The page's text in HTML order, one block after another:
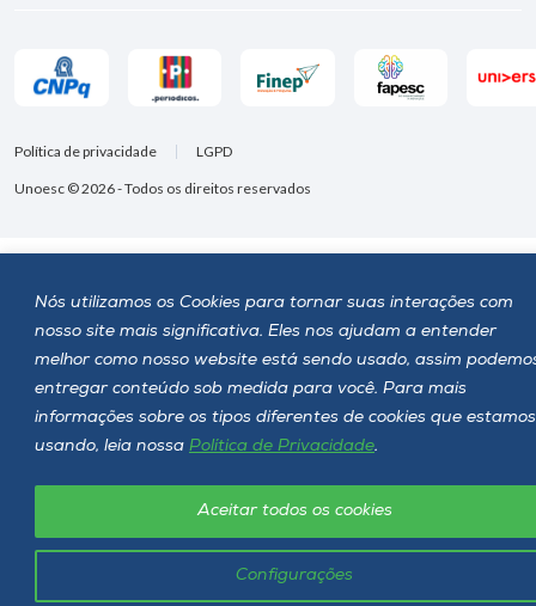
Nós utilizamos os Cookies para tornar suas interações com
nosso site mais significativa. Eles nos ajudam a entender
melhor como nosso website está sendo usado, assim
entregar conteúdo sob medida para você. Para mais
informações sobre os tipos diferentes de cookies que estamos
usando, leia nossa Política de Privacidade.
Configurações
Aceitar todos os cookies
Unoesc © 2026 - Todos os direitos reservados
Política de privacidade LGPD